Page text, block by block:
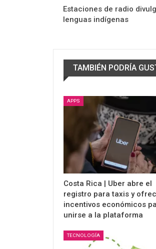
Estaciones de radio
lenguas indígenas
TAMBIÉN PODRÍA
APPS
Costa Rica | Uber abre el
registro para taxis y
incentivos económicos
unirse a la plataforma
TECNOLOGÍA